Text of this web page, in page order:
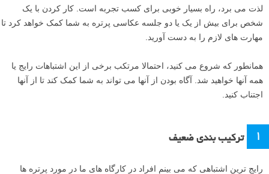
لذت می برد، راه بسیار خوبی برای کسب تجربه است. کار کردن با یک
شخص برای بیش از یک یا دو جلسه عکاسی پرتره به شما کمک خواهد کرد تا
مهارت های لازم را به دست آورید.
همانطور که شروع می کنید، احتمالا مرتکب برخی از این اشتباهات رایج یا
همه آنها خواهید شد. آگاه بودن از آنها می تواند به شما کمک کند تا از آنها
اجتناب کنید.
۱ ترکیب بندی ضعیف
رایج ترین اشتباهی که می بینم افراد در کارگاه های ما در مورد پرتره ها